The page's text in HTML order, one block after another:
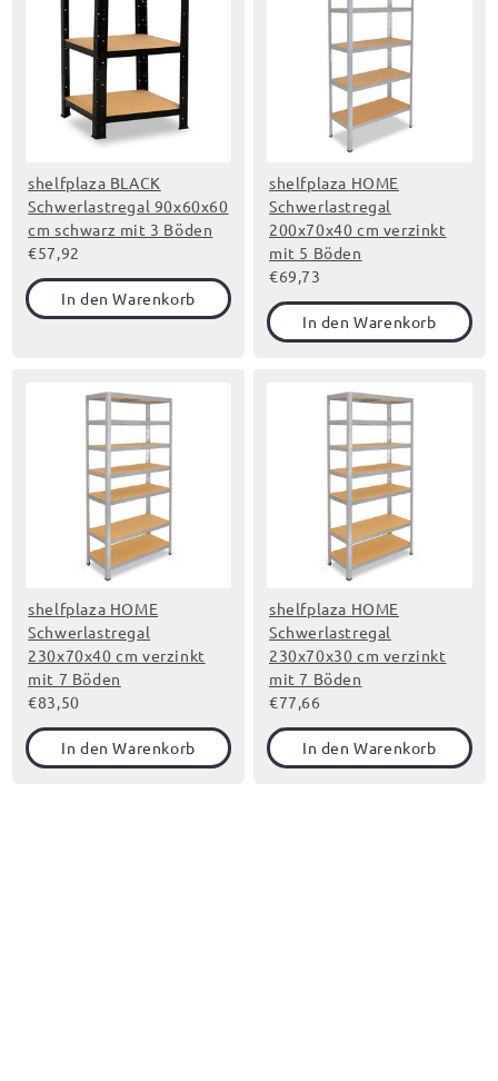
shelfplaza BLACK
Schwerlastregal 90x60x60
cm schwarz mit 3 Böden
€57,92
In den Warenkorb
shelfplaza HOME
Schwerlastregal
200x70x40 cm verzinkt
mit 5 Böden
€69,73
In den Warenkorb
shelfplaza HOME
Schwerlastregal
230x70x40 cm verzinkt
mit 7 Böden
€83,50
In den Warenkorb
shelfplaza HOME
Schwerlastregal
230x70x30 cm verzinkt
mit 7 Böden
€77,66
In den Warenkorb